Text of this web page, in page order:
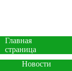
Главная
страница
Новости